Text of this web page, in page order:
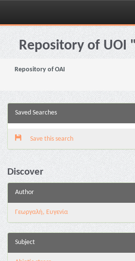
Skip
navigationRepository of UOI
Repository of OAI
Saved Searches
Save this search
Discover
Author
Γεωργαλή, Ευγενία
Subject